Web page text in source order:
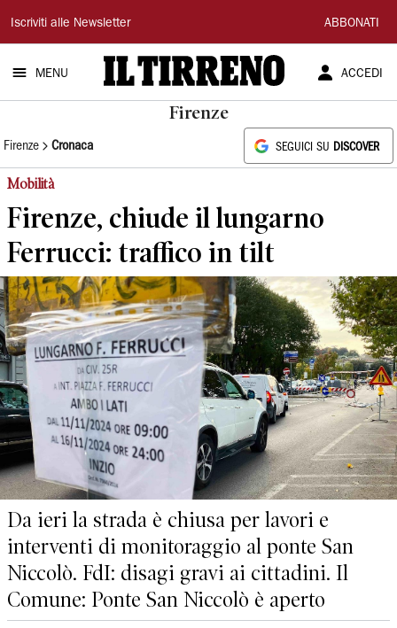
Il
Tirreno
Iscriviti alle Newsletter ABBONATI
MENU ACCEDI
Firenze
Firenze Cronaca SEGUICI SU DISCOVER
Mobilità
Firenze, chiude il lungarno
Ferrucci: traffico in tilt
Da ieri la strada è chiusa per lavori e
interventi di monitoraggio al ponte San
Niccolò. FdI: disagi gravi ai cittadini. Il
Comune: Ponte San Niccolò è aperto